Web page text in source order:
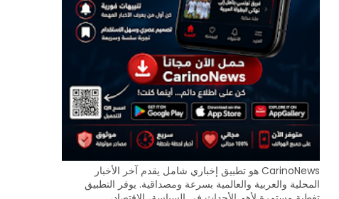
CarinoNews هو تطبيق إخباري شامل يقدم آخر الأخبار
المحلية والعربية والعالمية بسرعة ومصداقية. يوفر التطبيق